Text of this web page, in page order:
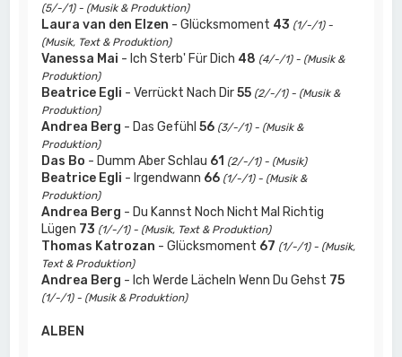
(5/-/1) - (Musik & Produktion)
Laura van den Elzen - Glücksmoment 43 (1/-/1) -
(Musik, Text & Produktion)
Vanessa Mai - Ich Sterb' Für Dich 48 (4/-/1) - (Musik &
Produktion)
Beatrice Egli - Verrückt Nach Dir55 (2/-/1) - (Musik &
Produktion)
Andrea Berg - Das Gefühl56 (3/-/1) - (Musik &
Produktion)
Das Bo - Dumm Aber Schlau 61 (2/-/1) - (Musik)
Beatrice Egli - Irgendwann 66 (1/-/1) - (Musik &
Produktion)
Andrea Berg - Du Kannst Noch Nicht Mal Richtig
Lügen 73 (1/-/1) - (Musik, Text & Produktion)
Thomas Katrozan - Glücksmoment 67 (1/-/1) - (Musik,
Text & Produktion)
Andrea Berg - Ich Werde Lächeln Wenn Du Gehst 75
(1/-/1) - (Musik & Produktion)
ALBEN